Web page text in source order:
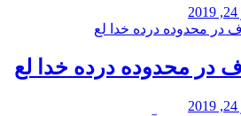
در محدوده درده خدا لع